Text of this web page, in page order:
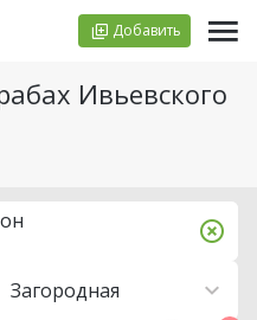
Добавить
Ивьевского
Загородная